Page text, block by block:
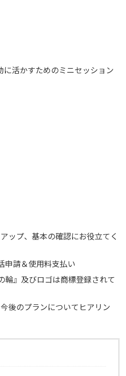
活かすためのミニセッション
ップ、基本の確認にお役立てく
申請＆使用料支払い
輪』及びロゴは商標登録されて
後のプランについてヒアリン